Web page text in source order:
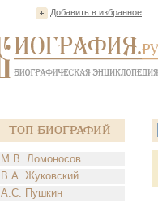
Добавить в избранное
Топ Биографий
М.В. Ломоносов
В.А. Жуковский
А.С. Пушкин